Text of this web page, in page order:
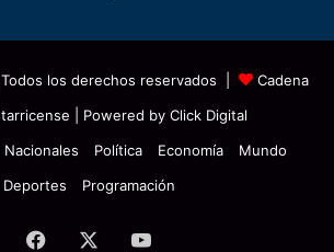
los derechos reservados |
Cadena
| Powered by Click Digital
Nacionales Política Economía
Mundo
Deportes
Programación
Facebook